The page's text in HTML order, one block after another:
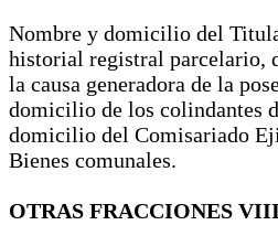
Nombre y domicilio del
historial registral parcelario,
la causa generadora de la
domicilio de los colindantes
domicilio del Comisariado
Bienes comunales.
OTRAS FRACCIONES